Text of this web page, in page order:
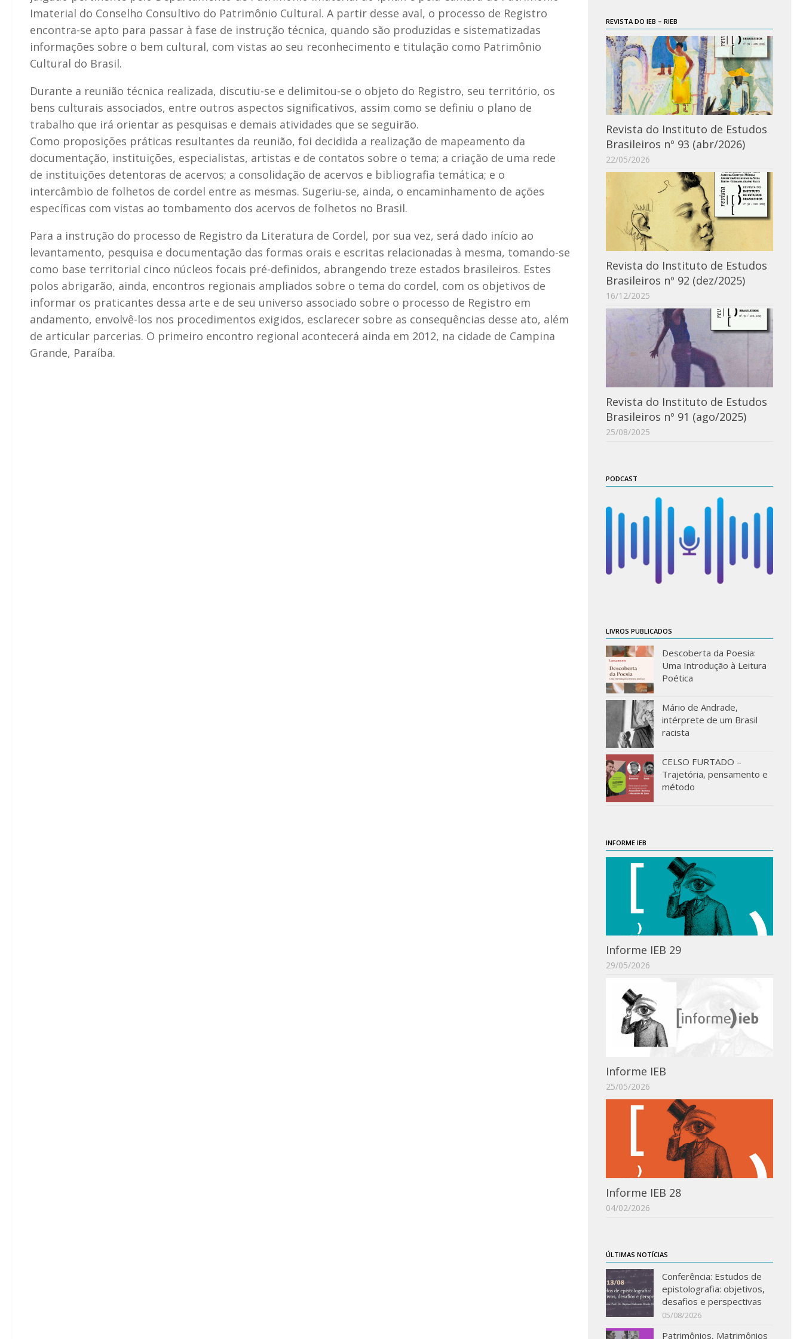
Imaterial do Conselho Consultivo do Patrimônio Cultural. A partir desse aval, o processo de Registro
encontra-se apto para passar à fase de instrução técnica, quando são produzidas e sistematizadas
informações sobre o bem cultural, com vistas ao seu reconhecimento e titulação como Patrimônio
Cultural do Brasil.
Durante a reunião técnica realizada, discutiu-se e delimitou-se o objeto do Registro, seu território, os
bens culturais associados, entre outros aspectos significativos, assim como se definiu o plano de
trabalho que irá orientar as pesquisas e demais atividades que se seguirão.
Como proposições práticas resultantes da reunião, foi decidida a realização de mapeamento da
documentação, instituições, especialistas, artistas e de contatos sobre o tema; a criação de uma rede
de instituições detentoras de acervos; a consolidação de acervos e bibliografia temática; e o
intercâmbio de folhetos de cordel entre as mesmas. Sugeriu-se, ainda, o encaminhamento de ações
específicas com vistas ao tombamento dos acervos de folhetos no Brasil.
Para a instrução do processo de Registro da Literatura de Cordel, por sua vez, será dado início ao
levantamento, pesquisa e documentação das formas orais e escritas relacionadas à mesma, tomando-se
como base territorial cinco núcleos focais pré-definidos, abrangendo treze estados brasileiros. Estes
polos abrigarão, ainda, encontros regionais ampliados sobre o tema do cordel, com os objetivos de
informar os praticantes dessa arte e de seu universo associado sobre o processo de Registro em
andamento, envolvê-los nos procedimentos exigidos, esclarecer sobre as consequências desse ato, além
de articular parcerias. O primeiro encontro regional acontecerá ainda em 2012, na cidade de Campina
Grande, Paraíba.
REVISTA DO IEB – RIEB
Revista do Instituto de Estudos
Brasileiros nº 93 (abr/2026)
22/05/2026
Revista do Instituto de Estudos
Brasileiros nº 92 (dez/2025)
16/12/2025
Revista do Instituto de Estudos
Brasileiros nº 91 (ago/2025)
25/08/2025
PODCAST
LIVROS PUBLICADOS
Descoberta da Poesia:
Uma Introdução à Leitura
Poética
Mário de Andrade,
intérprete de um Brasil
racista
CELSO FURTADO –
Trajetória, pensamento e
método
INFORME IEB
Informe IEB 29
29/05/2026
Informe IEB
25/05/2026
Informe IEB 28
04/02/2026
ÚLTIMAS NOTÍCIAS
Conferência: Estudos de
epistolografia: objetivos,
desafios e perspectivas
05/08/2026
Patrimônios, Matrimônios